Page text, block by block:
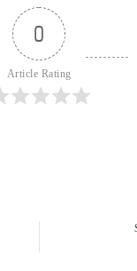
0
Article Rating